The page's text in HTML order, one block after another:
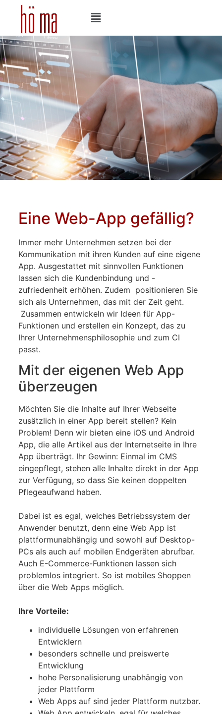
Eine Web-App gefällig?
Immer mehr Unternehmen setzen bei der
Kommunikation mit ihren Kunden auf eine eigene
App. Ausgestattet mit sinnvollen Funktionen
lassen sich die Kundenbindung und -
zufriedenheit erhöhen. Zudem positionieren Sie
sich als Unternehmen, das mit der Zeit geht.
Zusammen entwickeln wir Ideen für App-
Funktionen und erstellen ein Konzept, das zu
Ihrer Unternehmensphilosophie und zum CI
passt.
Mit der eigenen Web App
überzeugen
Möchten Sie die Inhalte auf Ihrer Webseite
zusätzlich in einer App bereit stellen? Kein
Problem! Denn wir bieten eine iOS und Android
App, die alle Artikel aus der Internetseite in Ihre
App überträgt. Ihr Gewinn: Einmal im CMS
eingepflegt, stehen alle Inhalte direkt in der App
zur Verfügung, so dass Sie keinen doppelten
Pflegeaufwand haben.
Dabei ist es egal, welches Betriebssystem der
Anwender benutzt, denn eine Web App ist
plattformunabhängig und sowohl auf Desktop-
PCs als auch auf mobilen Endgeräten abrufbar.
Auch E-Commerce-Funktionen lassen sich
problemlos integriert. So ist mobiles Shoppen
über die Web Apps möglich.
Ihre Vorteile:
individuelle Lösungen von erfahrenen
Entwicklern
besonders schnelle und preiswerte
Entwicklung
hohe Personalisierung unabhängig von
jeder Plattform
Web Apps auf sind jeder Plattform nutzbar.